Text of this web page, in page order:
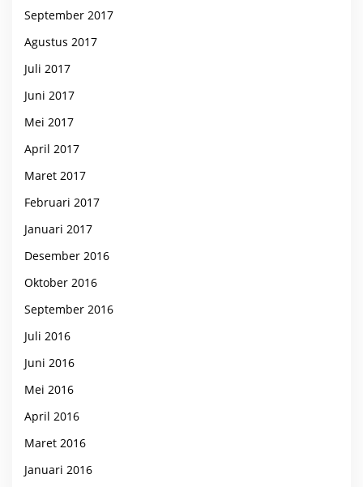
September 2017
Agustus 2017
Juli 2017
Juni 2017
Mei 2017
April 2017
Maret 2017
Februari 2017
Januari 2017
Desember 2016
Oktober 2016
September 2016
Juli 2016
Juni 2016
Mei 2016
April 2016
Maret 2016
Januari 2016